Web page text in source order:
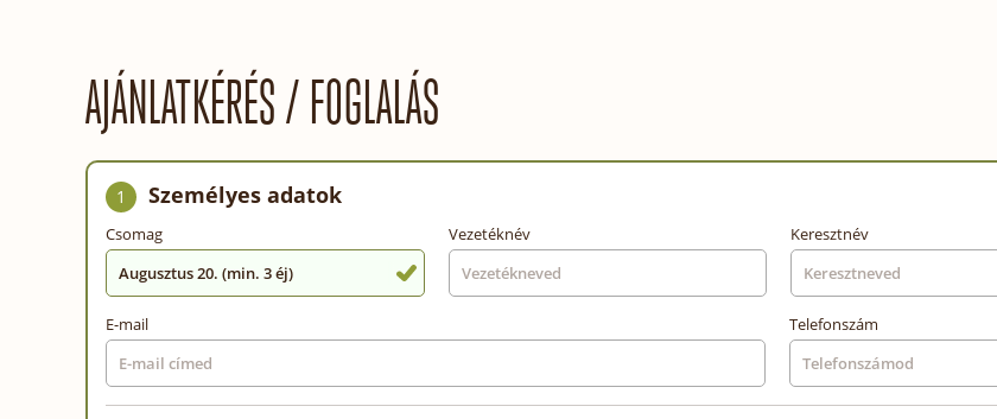
AJÁNLATKÉRÉS / FOGLALÁS
1 Személyes adatok
Csomag
Augusztus 20. (min. 3 éj)
Vezetéknév Keresztnév
E-mail Telefonszám